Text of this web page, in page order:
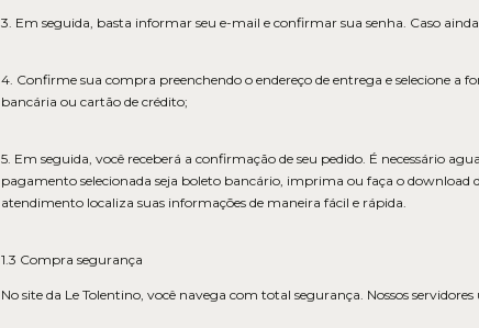
3. Em seguida, basta informar seu e-mail e confirmar sua senha. Caso
4. Confirme sua compra preenchendo o endereço de entrega e selecione
bancária ou cartão de crédito;
5. Em seguida, você receberá a confirmação de seu pedido. É necessário
pagamento selecionada seja boleto bancário, imprima ou faça o download
atendimento localiza suas informações de maneira fácil e rápida.
1.3 Compra segurança
No site da Le Tolentino, você navega com total segurança. Nossos